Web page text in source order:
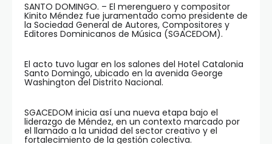
SANTO DOMINGO. – El merenguero y compositor
Kinito Méndez fue juramentado como presidente de
la Sociedad General de Autores, Compositores y
Editores Dominicanos de Música (SGACEDOM).
El acto tuvo lugar en los salones del Hotel Catalonia
Santo Domingo, ubicado en la avenida George
Washington del Distrito Nacional.
SGACEDOM inicia así una nueva etapa bajo el
liderazgo de Méndez, en un contexto marcado por
el llamado a la unidad del sector creativo y el
fortalecimiento de la gestión colectiva.